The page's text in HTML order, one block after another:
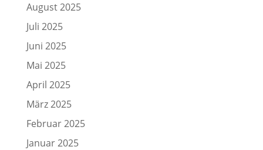
August 2025
Juli 2025
Juni 2025
Mai 2025
April 2025
März 2025
Februar 2025
Januar 2025